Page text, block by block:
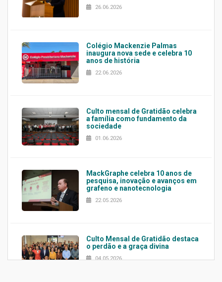
26.06.2026
Colégio Mackenzie Palmas
inaugura nova sede e celebra 10
anos de história
22.06.2026
Culto mensal de Gratidão celebra
a família como fundamento da
sociedade
01.06.2026
MackGraphe celebra 10 anos de
pesquisa, inovação e avanços em
grafeno e nanotecnologia
22.05.2026
Culto Mensal de Gratidão destaca
o perdão e a graça divina
04.05.2026